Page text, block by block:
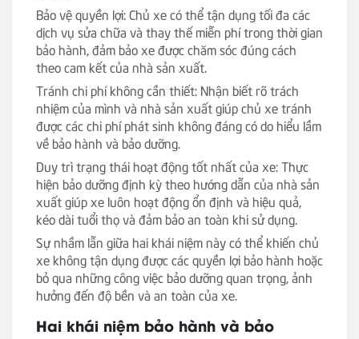
Bảo vệ quyền lợi: Chủ xe có thể tận dụng tối đa các
dịch vụ sửa chữa và thay thế miễn phí trong thời gian
bảo hành, đảm bảo xe được chăm sóc đúng cách
theo cam kết của nhà sản xuất.
Tránh chi phí không cần thiết: Nhận biết rõ trách
nhiệm của mình và nhà sản xuất giúp chủ xe tránh
được các chi phí phát sinh không đáng có do hiểu lầm
về bảo hành và bảo dưỡng.
Duy trì trạng thái hoạt động tốt nhất của xe: Thực
hiện bảo dưỡng định kỳ theo hướng dẫn của nhà sản
xuất giúp xe luôn hoạt động ổn định và hiệu quả,
kéo dài tuổi thọ và đảm bảo an toàn khi sử dụng.
Sự nhầm lẫn giữa hai khái niệm này có thể khiến chủ
xe không tận dụng được các quyền lợi bảo hành hoặc
bỏ qua những công việc bảo dưỡng quan trọng, ảnh
hưởng đến độ bền và an toàn của xe.
Hai khái niệm bảo hành và bảo